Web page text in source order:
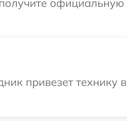
официальную
привезет технику в